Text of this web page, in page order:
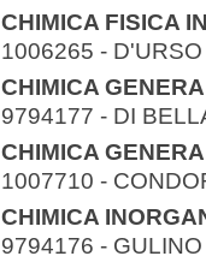
CHIMICA FISICA
1006265 -
CHIMICA
9794177 - DI
CHIMICA
1007710 -
CHIMICA
9794176 -